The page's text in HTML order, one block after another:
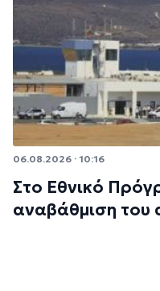
06.08.2026 · 10:16
Στο Εθνικό
αναβάθμιση του